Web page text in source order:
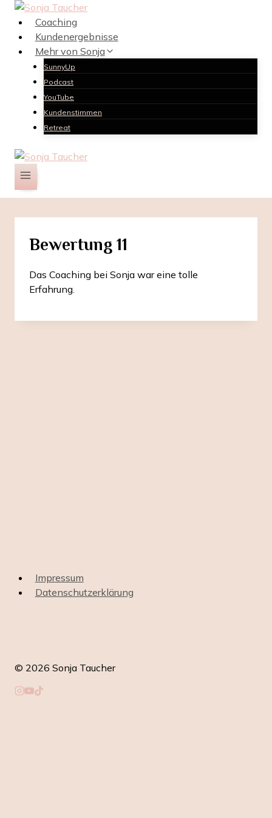
Zum
Inhalt
springen
Coaching
Kundenergebnisse
Mehr von Sonja
SunnyUp
Podcast
YouTube
Kundenstimmen
Retreat
Bewertung 11
Das Coaching bei Sonja war eine tolle
Erfahrung.
Impressum
Datenschutz­erklärung
© 2026 Sonja Taucher